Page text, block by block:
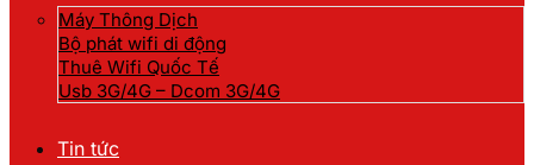
Máy Thông Dịch
Bộ phát wifi di động
Thuê Wifi Quốc Tế
Usb 3G/4G – Dcom 3G/4G
Tin tức